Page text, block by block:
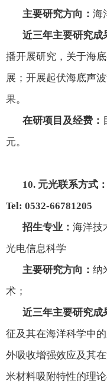
主要研究方向： 海
近三年主要研究成
播开展研究，关于海
展；开展起伏海底声
果。
在研项目及经费：
元。
10. 元光联系方式：
Tel: 0532-66781205
招生专业： 海洋技
光电信息科学
主要研究方向： 纳
术；
近三年主要研究成
征及其在海洋科学中
外吸收增强效应及其
米材料吸附特性的理